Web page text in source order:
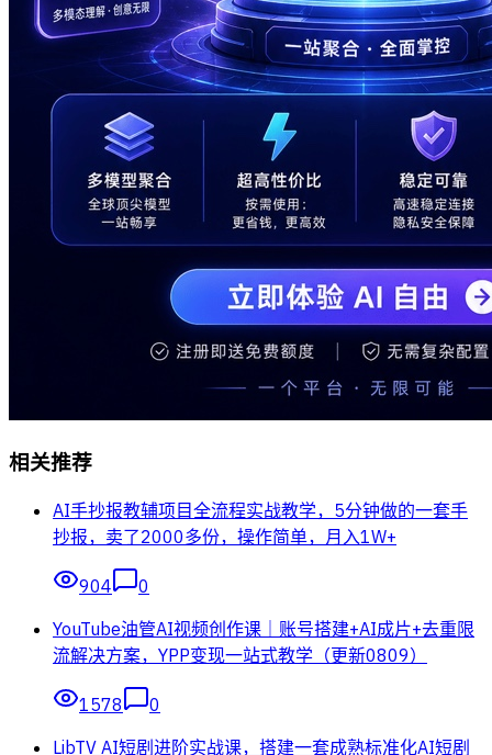
相关推荐
AI手抄报教辅项目全流程实战教学，5分钟做的一套手
抄报，卖了2000多份，操作简单，月入1W+
904
0
YouTube油管AI视频创作课｜账号搭建+AI成片+去重限
流解决方案，YPP变现一站式教学（更新0809）
1578
0
LibTV AI短剧进阶实战课，搭建一套成熟标准化AI短剧